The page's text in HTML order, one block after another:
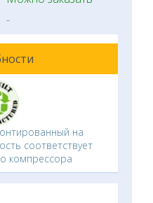
-
на
соответствует
компрессора